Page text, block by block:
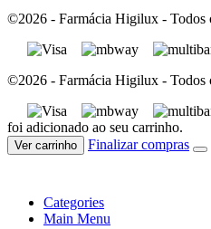
©2026 - Farmácia Higilux - Todos
©2026 - Farmácia Higilux - Todos
foi adicionado ao seu carrinho.
Ver carrinho Finalizar compras
Categories
Main Menu